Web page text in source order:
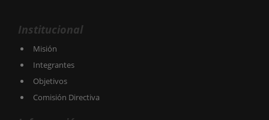
Institucional
Misión
Integrantes
Objetivos
Comisión Directiva